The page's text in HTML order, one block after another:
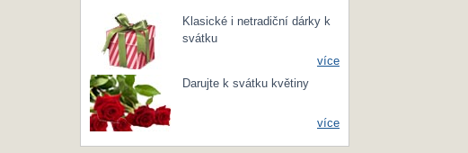
Klasické i netradiční dárky k
svátku
více
Darujte k svátku květiny
více